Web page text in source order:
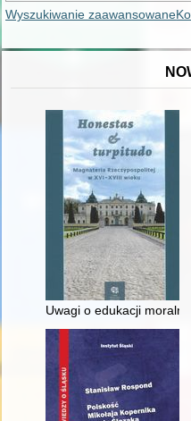
Wyszukiwanie zaawansowane
Uwagi o edukacji